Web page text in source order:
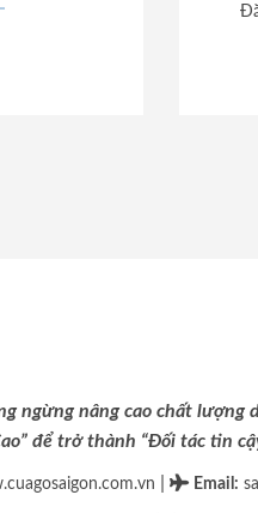
ngừng nâng cao chất lượng
để trở thành “Đối tác tin
Email :